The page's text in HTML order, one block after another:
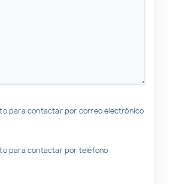
para contactar por correo electrónico
para contactar por teléfono